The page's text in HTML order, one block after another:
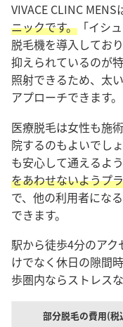
VIVACE CLINC MENS
ニックです。 「イシ
脱毛機を導入してお
抑えられているのが
照射できるため、太
アプローチできます。
医療脱毛は女性も施
院するのもよいでし
も安心して通えるよ
をあわせないようプ
で、他の利用者にな
できます。
駅から徒歩4分のア
けでなく休日の隙間
歩圏内ならストレス
部分脱毛の費用(税